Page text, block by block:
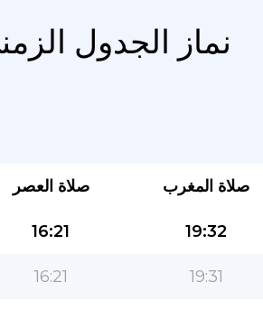
نماز الجدول
صلاة العصر صلاة المغرب
16:21 19:32
16:21 19:31